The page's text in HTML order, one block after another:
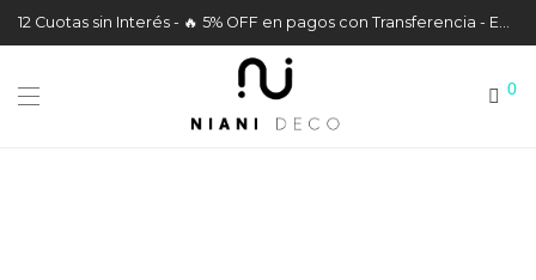
12 Cuotas sin Interés - 🔥 5% OFF en pagos con Transferencia - Envíos a todo el País
0